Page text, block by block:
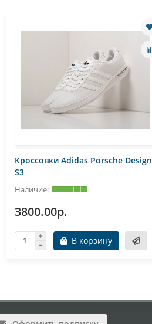
Кроссовки Adidas Porsche Design
S3
3800.00р.
В корзину